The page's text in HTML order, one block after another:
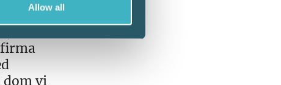
Allow all
vi
firma
dom vi